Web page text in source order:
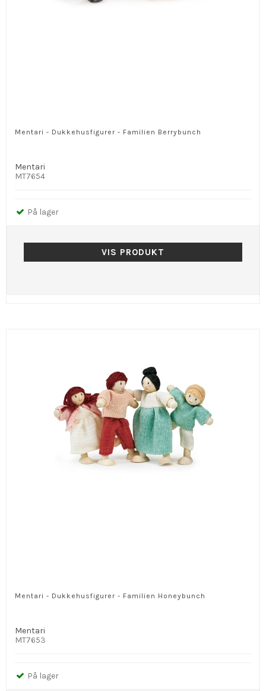
Mentari - Dukkehusfigurer - Familien Berrybunch
Mentari
MT7654
På lager
VIS PRODUKT
Mentari - Dukkehusfigurer - Familien Honeybunch
Mentari
MT7653
På lager